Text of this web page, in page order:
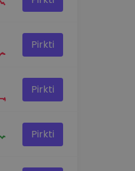
Pirkti
Pirkti
Pirkti